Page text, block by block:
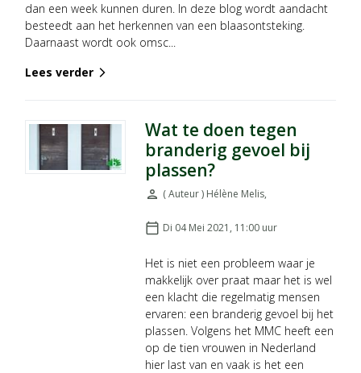
dan een week kunnen duren. In deze blog wordt aandacht
besteedt aan het herkennen van een blaasontsteking.
Daarnaast wordt ook omsc...
Lees verder arrow_forward_ios
Wat te doen tegen
branderig gevoel bij
plassen?
person
Door:( Auteur ) Hélène Melis,
calendar_today
Geplaatst op:
Di 04 Mei 2021, 11:00 uur
Het is niet een probleem waar je
makkelijk over praat maar het is wel
een klacht die regelmatig mensen
ervaren: een branderig gevoel bij het
plassen. Volgens het MMC heeft een
op de tien vrouwen in Nederland
hier last van en vaak is het een